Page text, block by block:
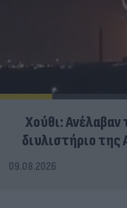
Χούθι:
διυλιστήριο
09.08.2026